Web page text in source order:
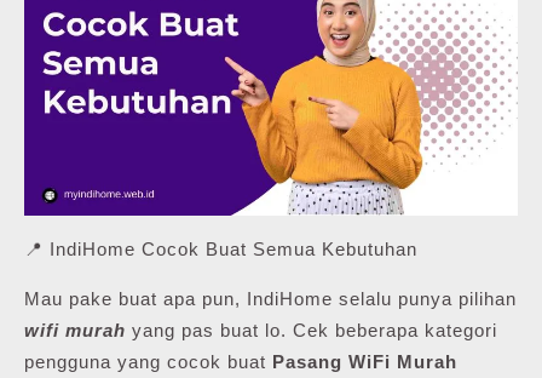
📍 IndiHome Cocok Buat Semua Kebutuhan
Mau pake buat apa pun, IndiHome selalu punya pilihan
wifi murah yang pas buat lo. Cek beberapa kategori
pengguna yang cocok buat Pasang WiFi Murah